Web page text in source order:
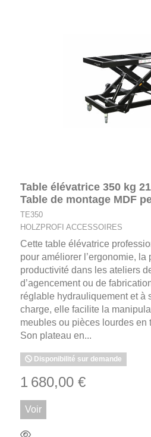
Table élévatrice 350 kg
Table de montage MDF
TE350
HOLZPROFI ACCESSOIRES
Cette table élévatrice
pour améliorer l’ergonomie, la
productivité dans les ateliers
d’agencement ou de
réglable hydrauliquement et à
charge, elle facilite la
meubles ou pièces lourdes en
Son plateau en...
Disponibilité sur demande
1 680,00 €
Voir